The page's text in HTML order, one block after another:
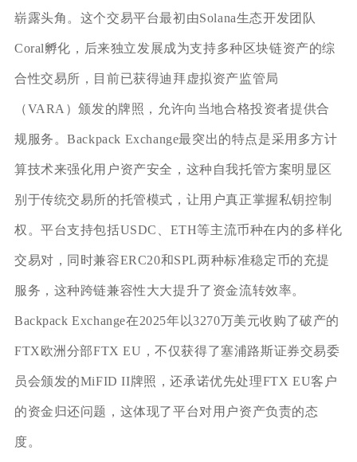
崭露头角。这个交易平台最初由Solana生态开发团队
Coral孵化，后来独立发展成为支持多种区块链资产的综
合性交易所，目前已获得迪拜虚拟资产监管局
（VARA）颁发的牌照，允许向当地合格投资者提供合
规服务。Backpack Exchange最突出的特点是采用多方计
算技术来强化用户资产安全，这种自我托管方案明显区
别于传统交易所的托管模式，让用户真正掌握私钥控制
权。平台支持包括USDC、ETH等主流币种在内的多样化
交易对，同时兼容ERC20和SPL两种标准稳定币的充提
服务，这种跨链兼容性大大提升了资金流转效率。
Backpack Exchange在2025年以3270万美元收购了破产的
FTX欧洲分部FTX EU，不仅获得了塞浦路斯证券交易委
员会颁发的MiFID II牌照，还承诺优先处理FTX EU客户
的资金归还问题，这体现了平台对用户资产负责的态
度。